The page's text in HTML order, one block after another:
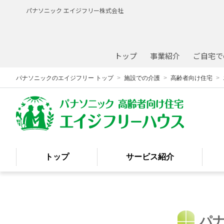
パナソニック エイジフリー株式会社
トップ 事業紹介 ご自宅
パナソニックのエイジフリー トップ 施設での介護 高齢者向け住宅
トップ サービス紹介
パ